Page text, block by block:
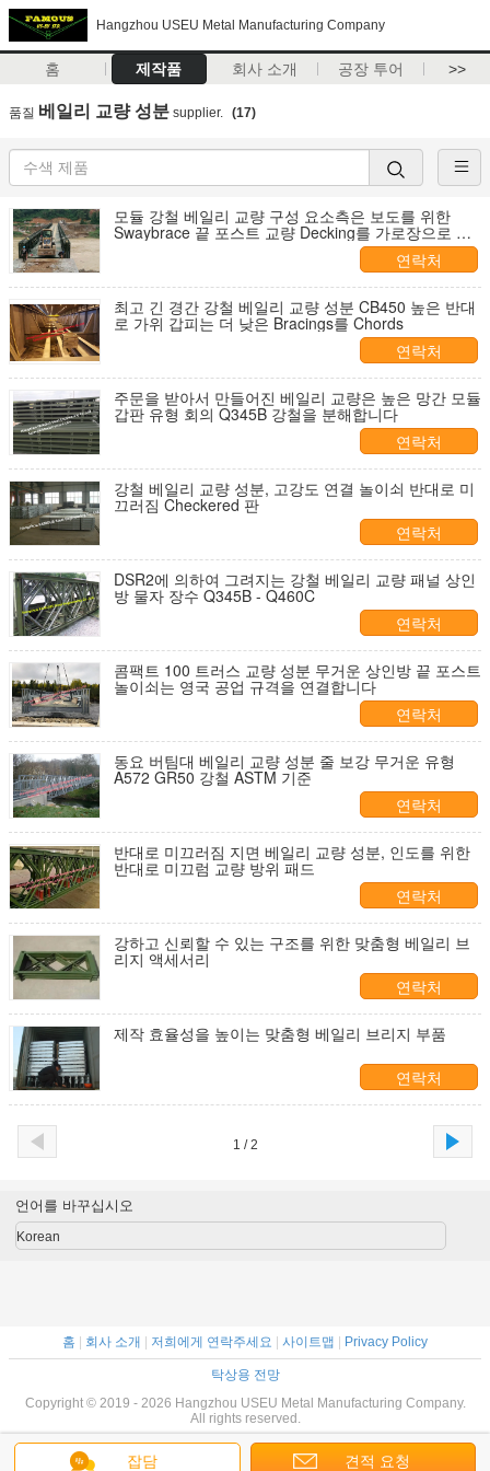
Hangzhou USEU Metal Manufacturing Company
홈 제작품 회사 소개 공장 투어 >>
품질 베일리 교량 성분 supplier. (17)
모듈 강철 베일리 교량 구성 요소측은 보도를 위한
Swaybrace 끝 포스트 교량 Decking를 가로장으로 막
연락처
최고 긴 경간 강철 베일리 교량 성분 CB450 높은 반대
로 가위 갑피는 더 낮은 Bracings를 Chords
연락처
주문을 받아서 만들어진 베일리 교량은 높은 망간 모듈
갑판 유형 회의 Q345B 강철을 분해합니다
연락처
강철 베일리 교량 성분, 고강도 연결 놀이쇠 반대로 미
끄러짐 Checkered 판
연락처
DSR2에 의하여 그려지는 강철 베일리 교량 패널 상인
방 물자 장수 Q345B - Q460C
연락처
콤팩트 100 트러스 교량 성분 무거운 상인방 끝 포스트
놀이쇠는 영국 공업 규격을 연결합니다
연락처
동요 버팀대 베일리 교량 성분 줄 보강 무거운 유형
A572 GR50 강철 ASTM 기준
연락처
반대로 미끄러짐 지면 베일리 교량 성분, 인도를 위한
반대로 미끄럼 교량 방위 패드
연락처
강하고 신뢰할 수 있는 구조를 위한 맞춤형 베일리 브
리지 액세서리
연락처
제작 효율성을 높이는 맞춤형 베일리 브리지 부품
연락처
1 / 2
잡담 견적 요청
언어를 바꾸십시오
Korean
홈 회사 소개 저희에게 연락주세요 사이트맵 Privacy Policy
탁상용 전망
Copyright © 2019 - 2026 Hangzhou USEU Metal Manufacturing Company.
All rights reserved.